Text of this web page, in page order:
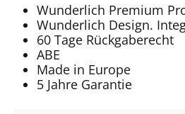
Wunderlich Premium
Wunderlich Design.
60 Tage Rückgaberecht
ABE
Made in Europe
5 Jahre Garantie